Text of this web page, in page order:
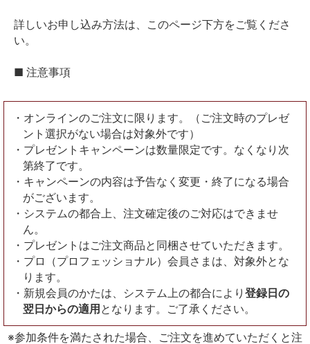
詳しいお申し込み方法は、このページ下方をご覧くださ
い。
■ 注意事項
・オンラインのご注文に限ります。（ご注文時のプレゼ
ント選択がない場合は対象外です）
・プレゼントキャンペーンは数量限定です。なくなり次
第終了です。
・キャンペーンの内容は予告なく変更・終了になる場合
がございます。
・システムの都合上、注文確定後のご対応はできませ
ん。
・プレゼントはご注文商品と同梱させていただきます。
・プロ（プロフェッショナル）会員さまは、対象外とな
ります。
・新規会員のかたは、システム上の都合により 登録日の
翌日からの適用 となります。ご了承ください。
※参加条件を満たされた場合、ご注文を進めていただくと注